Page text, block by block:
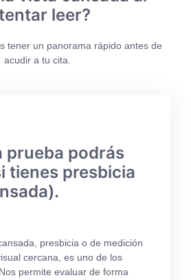
leer?
tener un panorama rápido antes de
acudir a tu cita.
prueba podrás
tienes presbicia
presbicia o de medición
cercana, es uno de los
permite evaluar de forma